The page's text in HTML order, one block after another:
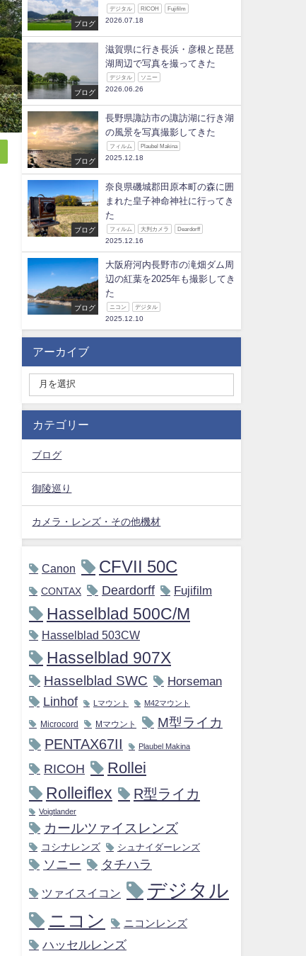
ブログ
デジタル RICOH Fujifilm
2026.07.18
ブログ
滋賀県に行き長浜・彦根と琵琶
湖周辺で写真を撮ってきた
デジタル ソニー
2026.06.26
ブログ
長野県諏訪市の諏訪湖に行き湖
の風景を写真撮影してきた
フィルム Plaubel Makina
2025.12.18
ブログ
奈良県磯城郡田原本町の森に囲
まれた皇子神命神社に行ってき
た
フィルム 大判カメラ Deardorff
2025.12.16
ブログ
大阪府河内長野市の滝畑ダム周
辺の紅葉を2025年も撮影してき
た
ニコン デジタル
2025.12.10
アーカイブ
カテゴリー
ブログ
御陵巡り
カメラ・レンズ・その他機材
Canon CFVII 50C
CONTAX Deardorff Fujifilm
Hasselblad 500C/M
Hasselblad 503CW
Hasselblad 907X
Hasselblad SWC Horseman
Linhof Lマウント M42マウント
Microcord Mマウント
M型ライカ
PENTAX67II
Plaubel Makina
RICOH
Rollei
Rolleiflex
R型ライカ
Voigtlander
カールツァイスレンズ
コシナレンズ シュナイダーレンズ
ソニー タチハラ
ツァイスイコン デジタル
ニコン ニコンレンズ
ハッセルレンズ